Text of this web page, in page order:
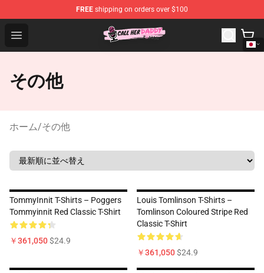
FREE shipping on orders over $100
Open menu
Call Her Daddy Store - Official Call Her Daddy
その他
ホーム/その他
TommyInnit T-Shirts – Poggers
Tommyinnit Red Classic T-Shirt
￥361,050$24.9
Louis Tomlinson T-Shirts –
Tomlinson Coloured Stripe Red
Classic T-Shirt
￥361,050$24.9